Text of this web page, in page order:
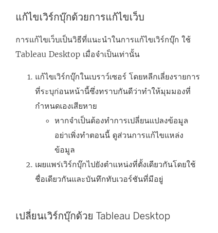
แก้ไขเวิร์กบุ๊กด้วยการแก้ไขเว็บ
การแก้ไขเว็บเป็นวิธีที่แนะนำในการแก้ไขเวิร์กบุ๊ก ใช้
Tableau Desktop เมื่อจำเป็นเท่านั้น
แก้ไขเวิร์กบุ๊กในเบราว์เซอร์ โดยหลีกเลี่ยงรายการ
ที่ระบุก่อนหน้านี้ซึ่งทราบกันดีว่าทำให้มุมมองที่
กำหนดเองเสียหาย
หากจำเป็นต้องทำการเปลี่ยนแปลงข้อมูล
อย่าเพิ่งทำตอนนี้ ดูส่วนการแก้ไขแหล่ง
ข้อมูล
เผยแพร่เวิร์กบุ๊กไปยังตำแหน่งที่ตั้งเดียวกันโดยใช้
ชื่อเดียวกันและบันทึกทับเวอร์ชันที่มีอยู่
เปลี่ยนเวิร์กบุ๊กด้วย Tableau Desktop